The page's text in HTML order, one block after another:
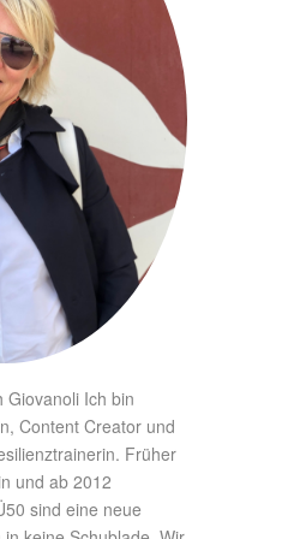
Giovanoli Ich bin
Content Creator und
Früher
und ab 2012
sind eine neue